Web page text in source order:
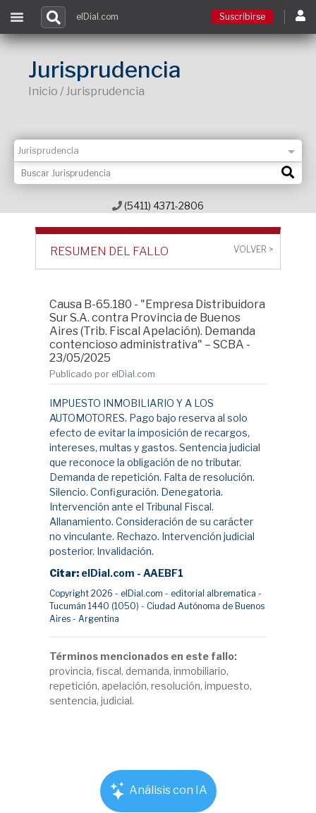
Contacto
elDial.com Suscribirse
Jurisprudencia
Inicio / Jurisprudencia
(5411) 4371-2806
RESUMEN DEL FALLO VOLVER >
Causa B-65.180 - "Empresa Distribuidora
Sur S.A. contra Provincia de Buenos
Aires (Trib. Fiscal Apelación). Demanda
contencioso administrativa" – SCBA -
23/05/2025
Publicado por elDial.com
IMPUESTO INMOBILIARIO Y A LOS
AUTOMOTORES. Pago bajo reserva al solo
efecto de evitar la imposición de recargos,
intereses, multas y gastos. Sentencia judicial
que reconoce la obligación de no tributar.
Demanda de repetición. Falta de resolución.
Silencio. Configuración. Denegatoria.
Intervención ante el Tribunal Fiscal.
Allanamiento. Consideración de su carácter
no vinculante. Rechazo. Intervención judicial
posterior. Invalidación.
Citar: elDial.com - AAEBF1
Copyright 2026 - elDial.com - editorial albrematica -
Tucumán 1440 (1050) - Ciudad Autónoma de Buenos
Aires - Argentina
Términos mencionados en este fallo:
provincia, fiscal, demanda, inmobiliario,
repetición, apelación, resolución, impuesto,
sentencia, judicial.
Análisis con IA